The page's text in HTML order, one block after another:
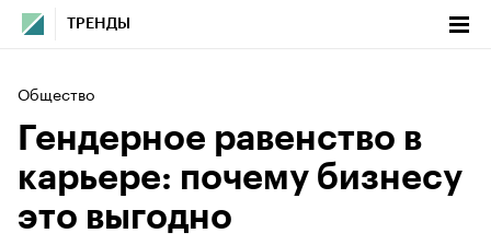
ТРЕНДЫ
Общество
Гендерное равенство в
карьере: почему бизнесу
это выгодно